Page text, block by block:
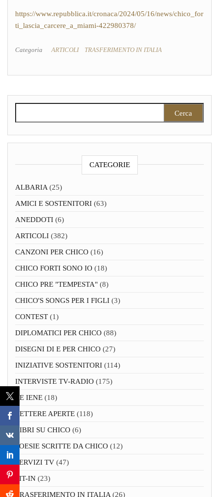
https://www.repubblica.it/cronaca/2024/05/16/news/chico_for
ti_lascia_carcere_a_miami-422980378/
Categoria ARTICOLI TRASFERIMENTO IN ITALIA
CATEGORIE
ALBARIA (25)
AMICI E SOSTENITORI (63)
ANEDDOTI (6)
ARTICOLI (382)
CANZONI PER CHICO (16)
CHICO FORTI SONO IO (18)
CHICO PRE "TEMPESTA" (8)
CHICO'S SONGS PER I FIGLI (3)
CONTEST (1)
DIPLOMATICI PER CHICO (88)
DISEGNI DI E PER CHICO (27)
INIZIATIVE SOSTENITORI (114)
INTERVISTE TV-RADIO (175)
LE IENE (18)
LETTERE APERTE (118)
LIBRI SU CHICO (6)
POESIE SCRITTE DA CHICO (12)
SERVIZI TV (47)
SIT-IN (23)
TRASFERIMENTO IN ITALIA (26)